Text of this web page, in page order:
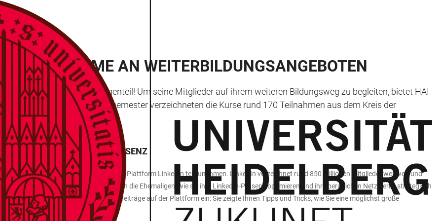
TEILNAHME AN WEITERBILDUNGSANGEBOTEN
des Lernens – ganz im Gegenteil! Um seine Mitglieder auf ihrem weiteren Bildungsweg zu begleiten, bietet HAI
hilfreich ist. Im Sommersemester verzeichneten die Kurse rund 170 Teilnahmen aus dem Kreis der
IHRE LINKEDIN-PRÄSENZ
einer Webinar-Trilogie zur Social-Media-Plattform LinkedIn teilzunehmen. LinkedIn verzeichnet rund 850 Millionen Mitglieder weltweit und
organisierten Online-Seminaren lernten die Ehemaligen, wie sie ihre LinkedIn-Präsenz optimieren und ihre beruflichen Netzwerke strategisch
in das Geheimnis erfolgreicher Beiträge auf der Plattform ein: Sie zeigte Ihnen Tipps und Tricks, wie Sie eine möglichst große